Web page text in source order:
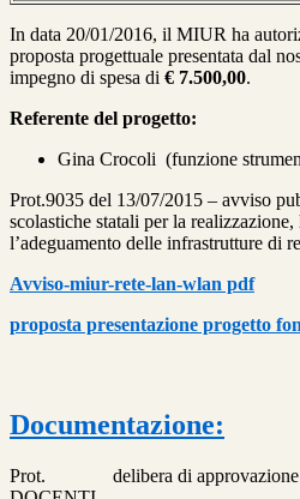
In data 20/01/2016, il MIUR ha
proposta progettuale presentata dal
impegno di spesa di € 7.500,00.
Referente del progetto:
Gina Crocoli (funzione
Prot.9035 del 13/07/2015 – avviso
scolastiche statali per la realizzazione,
l’adeguamento delle infrastrutture di
Avviso-miur-rete-lan-wlan pdf
proposta presentazione progetto
Documentazione:
Prot. delibera di approvazione